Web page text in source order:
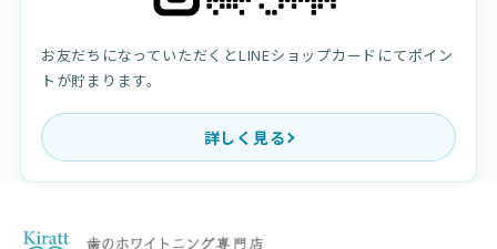
お友だちになっていただくとLINEショップカードにてポイン
トが貯まります。
詳しく見る